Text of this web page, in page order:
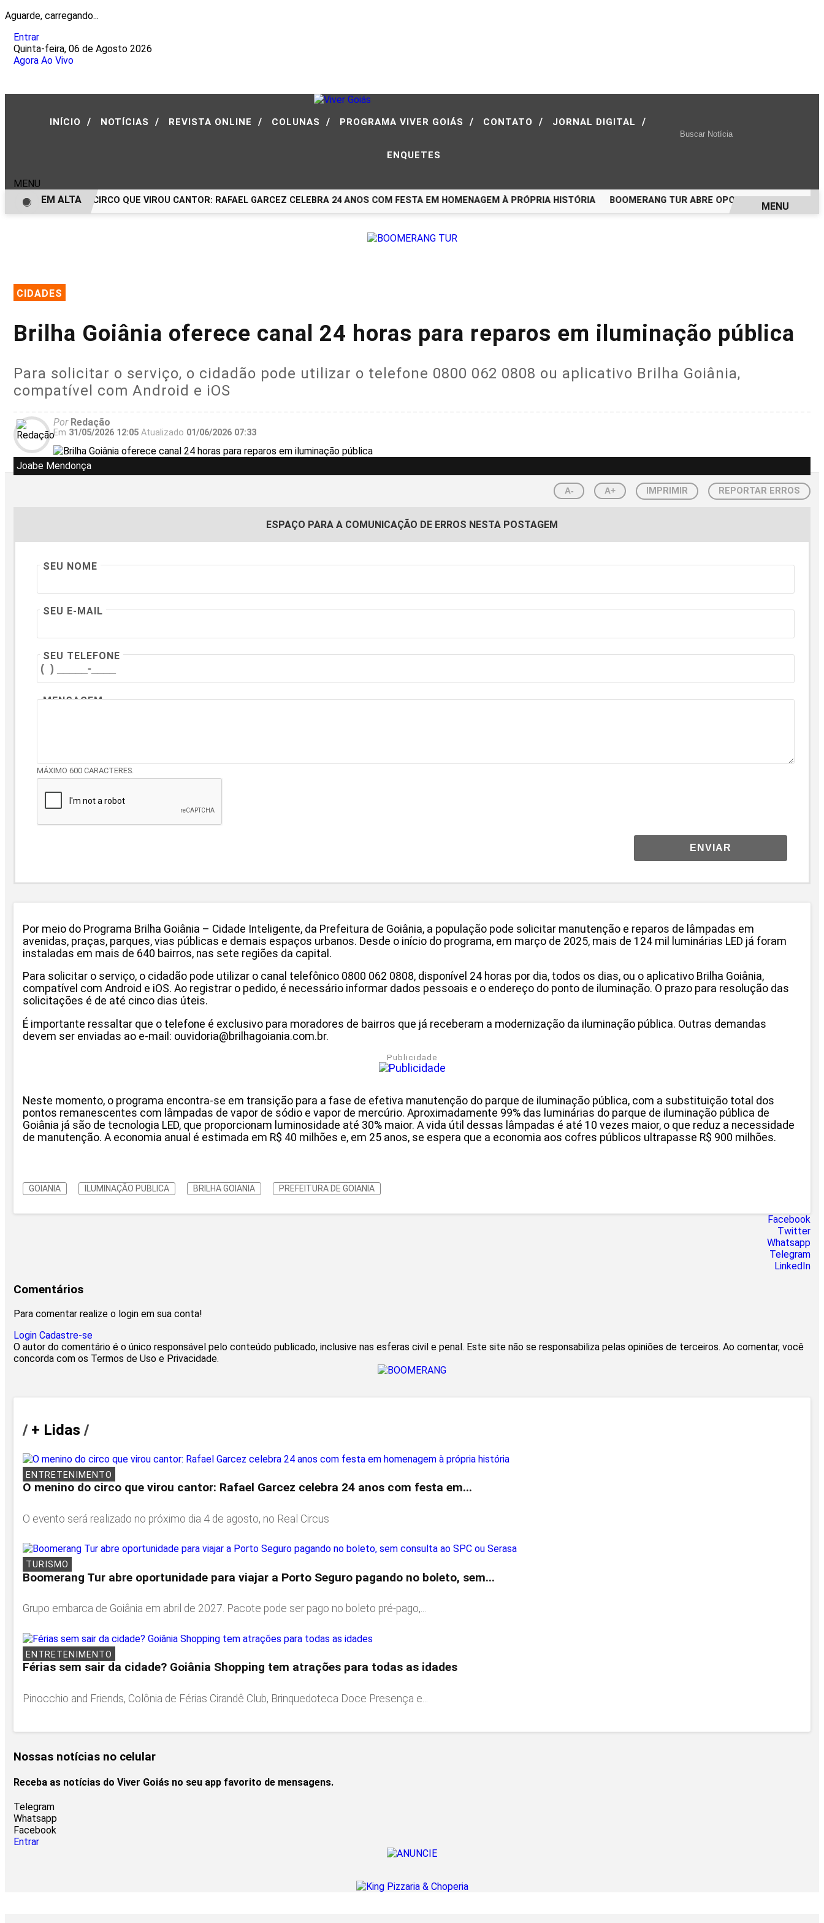
Aguarde, carregando...
Entrar
Quinta-feira, 06 de Agosto 2026
Agora Ao Vivo
INÍCIO / NOTÍCIAS / REVISTA ONLINE / COLUNAS / PROGRAMA VIVER GOIÁS / CONTATO / JORNAL DIGITAL /
ENQUETES
MENU
O MENINO DO CIRCO QUE VIROU CANTOR: RAFAEL GARCEZ CELEBRA 24 ANOS COM FESTA EM HOMENAGEM À PRÓPRIA HISTÓRIA BOOMERANG TUR ABRE OPORTUNIDADE PARA
EM ALTA
MENU
CIDADES
Brilha Goiânia oferece canal 24 horas para reparos em iluminação pública
Para solicitar o serviço, o cidadão pode utilizar o telefone 0800 062 0808 ou aplicativo Brilha Goiânia,
compatível com Android e iOS
PorRedação
Em 31/05/2026 12:05 Atualizado 01/06/2026 07:33
Joabe Mendonça
A- A+ IMPRIMIR REPORTAR ERROS
ESPAÇO PARA A COMUNICAÇÃO DE ERROS NESTA POSTAGEM
SEU NOME
SEU E-MAIL
SEU TELEFONE
MENSAGEM
MÁXIMO 600 CARACTERES.
ENVIAR
Por meio do Programa Brilha Goiânia – Cidade Inteligente, da Prefeitura de Goiânia, a população pode solicitar manutenção e reparos de lâmpadas em
avenidas, praças, parques, vias públicas e demais espaços urbanos. Desde o início do programa, em março de 2025, mais de 124 mil luminárias LED já foram
instaladas em mais de 640 bairros, nas sete regiões da capital.
Para solicitar o serviço, o cidadão pode utilizar o canal telefônico 0800 062 0808, disponível 24 horas por dia, todos os dias, ou o aplicativo Brilha Goiânia,
compatível com Android e iOS. Ao registrar o pedido, é necessário informar dados pessoais e o endereço do ponto de iluminação. O prazo para resolução das
solicitações é de até cinco dias úteis.
É importante ressaltar que o telefone é exclusivo para moradores de bairros que já receberam a modernização da iluminação pública. Outras demandas
devem ser enviadas ao e-mail: ouvidoria@brilhagoiania.com.br.
Publicidade
Neste momento, o programa encontra-se em transição para a fase de efetiva manutenção do parque de iluminação pública, com a substituição total dos
pontos remanescentes com lâmpadas de vapor de sódio e vapor de mercúrio. Aproximadamente 99% das luminárias do parque de iluminação pública de
Goiânia já são de tecnologia LED, que proporcionam luminosidade até 30% maior. A vida útil dessas lâmpadas é até 10 vezes maior, o que reduz a necessidade
de manutenção. A economia anual é estimada em R$ 40 milhões e, em 25 anos, se espera que a economia aos cofres públicos ultrapasse R$ 900 milhões.
GOIANIA ILUMINAÇÃO PUBLICA BRILHA GOIANIA PREFEITURA DE GOIANIA
Facebook
Twitter
Whatsapp
Telegram
LinkedIn
Comentários
Para comentar realize o login em sua conta!
Login Cadastre-se
O autor do comentário é o único responsável pelo conteúdo publicado, inclusive nas esferas civil e penal. Este site não se responsabiliza pelas opiniões de terceiros. Ao comentar, você
concorda com os Termos de Uso e Privacidade.
/+ Lidas /
ENTRETENIMENTO
O menino do circo que virou cantor: Rafael Garcez celebra 24 anos com festa em...
O evento será realizado no próximo dia 4 de agosto, no Real Circus
TURISMO
Boomerang Tur abre oportunidade para viajar a Porto Seguro pagando no boleto, sem...
Grupo embarca de Goiânia em abril de 2027. Pacote pode ser pago no boleto pré-pago,...
ENTRETENIMENTO
Férias sem sair da cidade? Goiânia Shopping tem atrações para todas as idades
Pinocchio and Friends, Colônia de Férias Cirandê Club, Brinquedoteca Doce Presença e...
Nossas notícias no celular
Receba as notícias do Viver Goiás no seu app favorito de mensagens.
Telegram
Whatsapp
Facebook
Entrar